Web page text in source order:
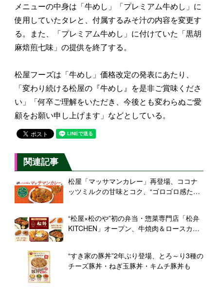
メニューの中身は「牛めし」「プレミアム牛めし」に
使用していたタレと、付属するみそ汁の内容を変更す
る。また、「プレミアム牛めし」に付けていた「黒胡
麻焙煎七味」の提供を終了する。
松屋フーズは「牛めし」価格改定の発表にあたり、
「変わり続ける松屋の『牛めし』を是非ご賞味くださ
い」「何卒ご理解をいただき、今後とも変わらぬご愛
顧をお願い申し上げます」などとしている。
関連記事
松屋「マッサマンカレー」再登場、ココナ
ッツミルクの甘味とコク、“ゴロゴロ感たっ
“松屋×松のや”初の弁当・惣菜専門店「松弁
KITCHEN」オープン、牛焼肉＆ロースカ
“すき家の豚丼”2年ぶり登場、とろ～り3種の
チーズ豚丼・ねぎ玉豚丼・キムチ豚丼も